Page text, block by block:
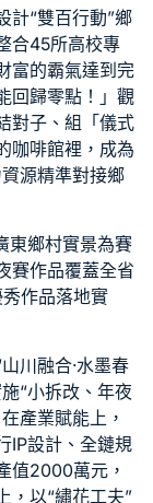
計“雙百行動”鄉
合45所高校專
富的霸氣達到完
回歸零點！」觀
對子、組「儀式
咖啡館裡，成為
源精準對接鄉
東鄉村實景為賽
賽作品覆蓋全省
作品落地實
川融合·水墨春
“小拆改、年夜
產業賦能上，
IP設計、全鏈規
值2000萬元，
，以“繡花工夫”